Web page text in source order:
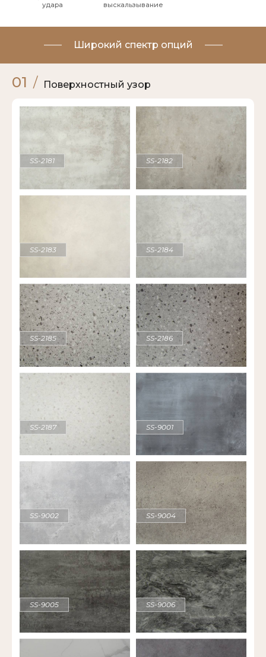
удара
выскальзывание
Широкий спектр опций
01 / Поверхностный узор
SS-2181 SS-2182
SS-2183 SS-2184
SS-2185 SS-2186
SS-2187 SS-9001
SS-9002 SS-9004
SS-9005 SS-9006